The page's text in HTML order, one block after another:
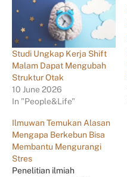
Studi Ungkap Kerja Shift
Malam Dapat Mengubah
Struktur Otak
10 June 2026
In "People&Life"
Ilmuwan Temukan Alasan
Mengapa Berkebun Bisa
Membantu Mengurangi
Stres
Penelitian ilmiah